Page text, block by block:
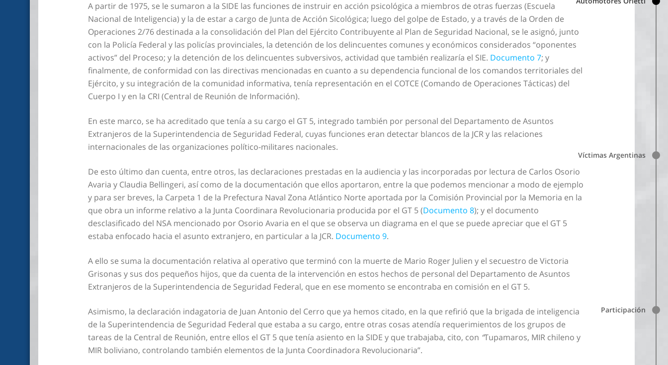
Víctimas Argentinas
Participación
A partir de 1975, se le sumaron a la SIDE las funciones de instruir en acción psicológica a miembros de otras fuerzas (Escuela
Nacional de Inteligencia) y la de estar a cargo de Junta de Acción Sicológica; luego del golpe de Estado, y a través de la Orden de
Operaciones 2/76 destinada a la consolidación del Plan del Ejército Contribuyente al Plan de Seguridad Nacional, se le asignó, junto
con la Policía Federal y las policías provinciales, la detención de los delincuentes comunes y económicos considerados “oponentes
activos” del Proceso; y la detención de los delincuentes subversivos, actividad que también realizaría el SIE. Documento 7; y
finalmente, de conformidad con las directivas mencionadas en cuanto a su dependencia funcional de los comandos territoriales del
Ejército, y su integración de la comunidad informativa, tenía representación en el COTCE (Comando de Operaciones Tácticas) del
Cuerpo I y en la CRI (Central de Reunión de Información).
En este marco, se ha acreditado que tenía a su cargo el GT 5, integrado también por personal del Departamento de Asuntos
Extranjeros de la Superintendencia de Seguridad Federal, cuyas funciones eran detectar blancos de la JCR y las relaciones
internacionales de las organizaciones político-militares nacionales.
De esto último dan cuenta, entre otros, las declaraciones prestadas en la audiencia y las incorporadas por lectura de Carlos Osorio
Avaria y Claudia Bellingeri, así como de la documentación que ellos aportaron, entre la que podemos mencionar a modo de ejemplo
y para ser breves, la Carpeta 1 de la Prefectura Naval Zona Atlántico Norte aportada por la Comisión Provincial por la Memoria en la
que obra un informe relativo a la Junta Coordinara Revolucionaria producida por el GT 5 (Documento 8); y el documento
desclasificado del NSA mencionado por Osorio Avaria en el que se observa un diagrama en el que se puede apreciar que el GT 5
estaba enfocado hacia el asunto extranjero, en particular a la JCR. Documento 9.
A ello se suma la documentación relativa al operativo que terminó con la muerte de Mario Roger Julien y el secuestro de Victoria
Grisonas y sus dos pequeños hijos, que da cuenta de la intervención en estos hechos de personal del Departamento de Asuntos
Extranjeros de la Superintendencia de Seguridad Federal, que en ese momento se encontraba en comisión en el GT 5.
Asimismo, la declaración indagatoria de Juan Antonio del Cerro que ya hemos citado, en la que refirió que la brigada de inteligencia
de la Superintendencia de Seguridad Federal que estaba a su cargo, entre otras cosas atendía requerimientos de los grupos de
tareas de la Central de Reunión, entre ellos el GT 5 que tenía asiento en la SIDE y que trabajaba, cito, con “Tupamaros, MIR chileno y
MIR boliviano, controlando también elementos de la Junta Coordinadora Revolucionaria”.